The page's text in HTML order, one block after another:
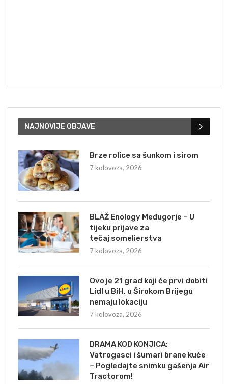
NAJNOVIJE OBJAVE
Brze rolice sa šunkom i sirom
7 kolovoza, 2026
BLAŽ Enology Međugorje – U
tijeku prijave za
tečaj somelierstva
7 kolovoza, 2026
Ovo je 21 grad koji će prvi dobiti
Lidl u BiH, u Širokom Brijegu
nemaju lokaciju
7 kolovoza, 2026
DRAMA KOD KONJICA:
Vatrogasci i šumari brane kuće
– Pogledajte snimku gašenja Air
Tractorom!